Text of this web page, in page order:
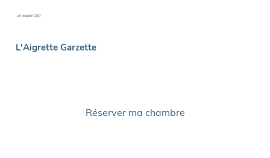
Lit double 180
L'Aigrette Garzette
Réserver ma chambre